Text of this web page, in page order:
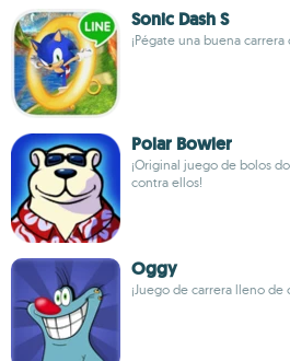
Sonic Dash S
¡Pégate una buena
Polar Bowler
¡Original juego de bolos
contra ellos!
Oggy
¡Juego de carrera lleno de